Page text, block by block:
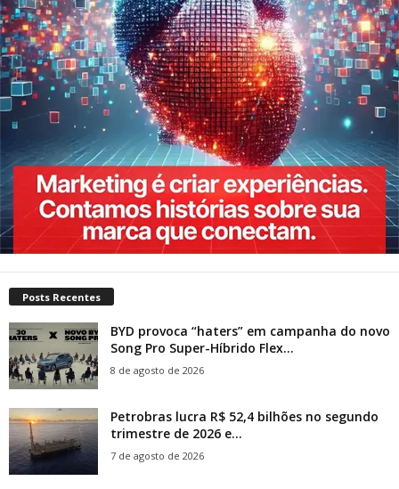
Posts Recentes
BYD provoca “haters” em campanha do novo
Song Pro Super-Híbrido Flex...
8 de agosto de 2026
Petrobras lucra R$ 52,4 bilhões no segundo
trimestre de 2026 e...
7 de agosto de 2026